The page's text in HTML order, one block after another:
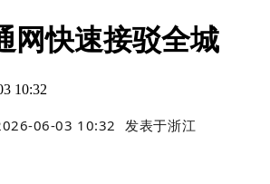
网快速接驳全城
10:32
06-03 10:32 发表于浙江